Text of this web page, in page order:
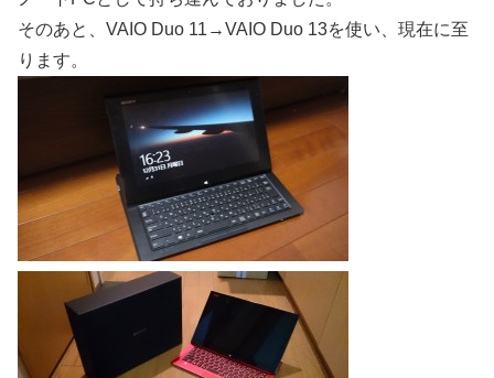
そのあと、VAIO Duo 11→VAIO Duo 13を使い、現在に至
ります。